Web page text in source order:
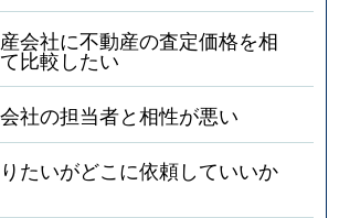
会社に不動産の査定価格を相
比較したい
社の担当者と相性が悪い
たいがどこに依頼していいか